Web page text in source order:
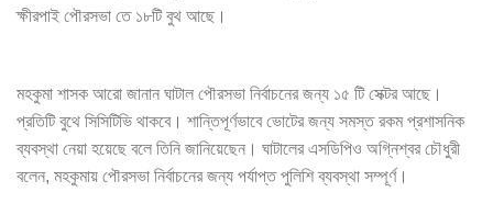
ক্ষীরপাই পৌরসভা তে ১৮টি বুথ আছে।
মহকুমা শাসক আরো জানান ঘাটাল পৌরসভা নির্বাচনের জন্য ১৫ টি সেক্টর আছে।
প্রতিটি বুথে সিসিটিভি থাকবে। শান্তিপূর্ণভাবে ভোটের জন্য সমস্ত রকম প্রশাসনিক
ব্যবস্থা নেয়া হয়েছে বলে তিনি জানিয়েছেন। ঘাটালের এসডিপিও অগ্নিশ্বর চৌধুরী
বলেন, মহকুমায় পৌরসভা নির্বাচনের জন্য পর্যাপ্ত পুলিশি ব্যবস্থা সম্পূর্ণ।